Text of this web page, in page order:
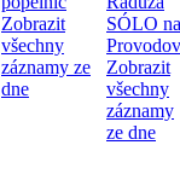
Zobrazit
všechny
záznamy ze
dne
SÓLO na
Zobrazit
všechny
záznamy
ze dne